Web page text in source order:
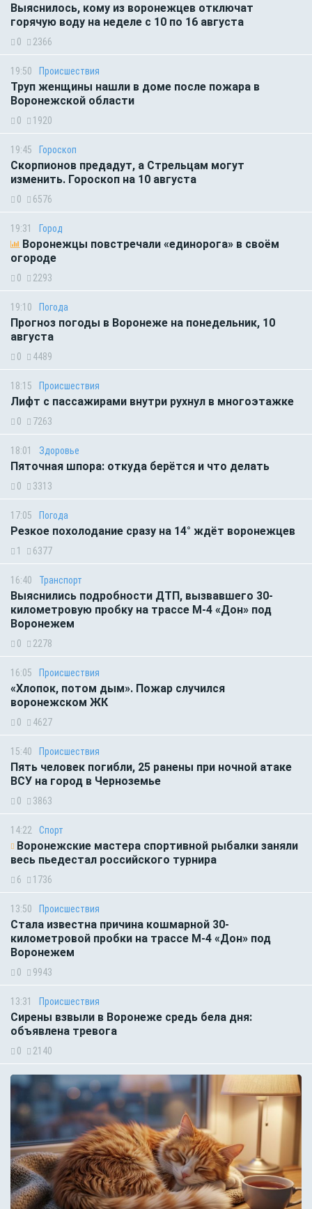
Выяснилось, кому из воронежцев отключат
горячую воду на неделе с 10 по 16 августа
0 2366
19:50 Происшествия
Труп женщины нашли в доме после пожара в
Воронежской области
0 1920
19:45 Гороскоп
Скорпионов предадут, а Стрельцам могут
изменить. Гороскоп на 10 августа
0 6576
19:31 Город
Воронежцы повстречали «единорога» в своём
огороде
0 2293
19:10 Погода
Прогноз погоды в Воронеже на понедельник, 10
августа
0 4489
18:15 Происшествия
Лифт с пассажирами внутри рухнул в многоэтажке
0 7263
18:01 Здоровье
Пяточная шпора: откуда берётся и что делать
0 3313
17:05 Погода
Резкое похолодание сразу на 14° ждёт воронежцев
1 6377
16:40 Транспорт
Выяснились подробности ДТП, вызвавшего 30-
километровую пробку на трассе М-4 «Дон» под
Воронежем
0 2278
16:05 Происшествия
«Хлопок, потом дым». Пожар случился
воронежском ЖК
0 4627
15:40 Происшествия
Пять человек погибли, 25 ранены при ночной атаке
ВСУ на город в Черноземье
0 3863
14:22 Спорт
Воронежские мастера спортивной рыбалки заняли
весь пьедестал российского турнира
6 1736
13:50 Происшествия
Стала известна причина кошмарной 30-
километровой пробки на трассе М-4 «Дон» под
Воронежем
0 9943
13:31 Происшествия
Сирены взвыли в Воронеже средь бела дня:
объявлена тревога
0 2140